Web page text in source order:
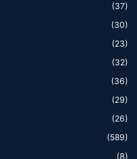
(37)
(30)
(23)
(32)
(36)
(29)
(26)
(589)
(8)